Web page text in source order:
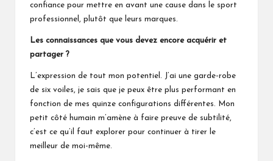
confiance pour mettre en avant une cause dans le sport
professionnel, plutôt que leurs marques.
Les connaissances que vous devez encore acquérir et
partager ?
L’expression de tout mon potentiel. J’ai une garde-robe
de six voiles, je sais que je peux être plus performant en
fonction de mes quinze configurations différentes. Mon
petit côté humain m’amène à faire preuve de subtilité,
c’est ce qu’il faut explorer pour continuer à tirer le
meilleur de moi-même.